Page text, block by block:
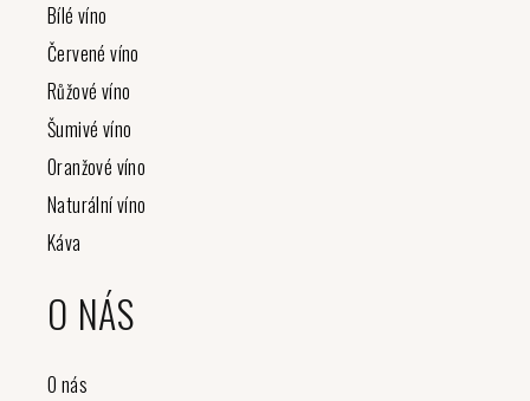
Bílé víno
Červené víno
Růžové víno
Šumivé víno
Oranžové víno
Naturální víno
Káva
O NÁS
O nás